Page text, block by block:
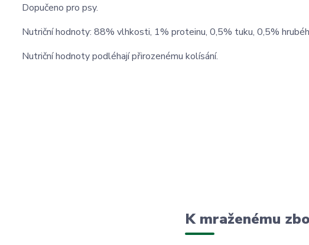
Dopučeno pro psy.
Nutriční hodnoty: 88% vlhkosti, 1% proteinu, 0,5% tuku, 0,5%
Nutriční hodnoty podléhají přirozenému kolísání.
K mraženému